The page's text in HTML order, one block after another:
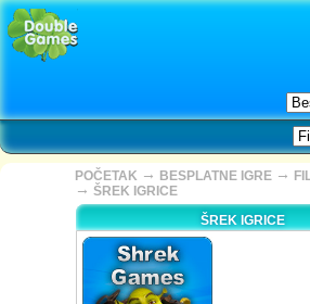
POČETAK → BESPLATNE IGRE →
→ ŠREK IGRICE
ŠREK IGRICE